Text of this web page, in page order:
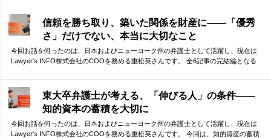
信頼を勝ち取り、築いた関係を財産に——「優秀
さ」だけでない、本当に大切なこと
今回お話を伺ったのは、日本およびニューヨーク州の弁護士として活躍し、現在は
Lawyer's INFO株式会社のCOOを務める重松英さんです。 全6記事の完結編となる
いました。 他者との「弱い繋がり」を大切にする重要性、そして、その前提となる
信頼構築の必要性。弁護士として、自らもネットワークを活かしてダイナミックに
活躍されてきた重松さんが、体験談をもとに語ってくださりました。
東大卒弁護士が考える、「伸びる人」の条件——
知的資本の蓄積を大切に
今回お話を伺ったのは、日本およびニューヨーク州の弁護士として活躍し、現在は
Lawyer's INFO株式会社のCOOを務める重松英さんです。 今回は、知的資産の蓄積